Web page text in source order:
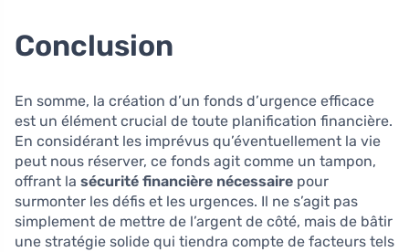
Conclusion
En somme, la création d’un fonds d’urgence efficace
est un élément crucial de toute planification financière.
En considérant les imprévus qu’éventuellement la vie
peut nous réserver, ce fonds agit comme un tampon,
offrant la sécurité financière nécessaire pour
surmonter les défis et les urgences. Il ne s’agit pas
simplement de mettre de l’argent de côté, mais de bâtir
une stratégie solide qui tiendra compte de facteurs tels